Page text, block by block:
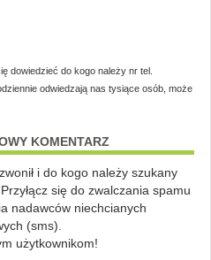
dowiedzieć do kogo należy nr tel.
odwiedzają nas tysiące osób, może
KOMENTARZ
i do kogo należy szukany
się do zwalczania spamu
nadawców niechcianych
(sms).
użytkownikom!